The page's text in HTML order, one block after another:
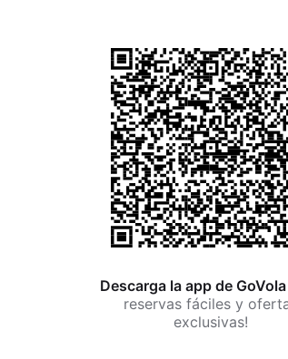
Descarga la app de GoVola
reservas fáciles y
exclusivas!